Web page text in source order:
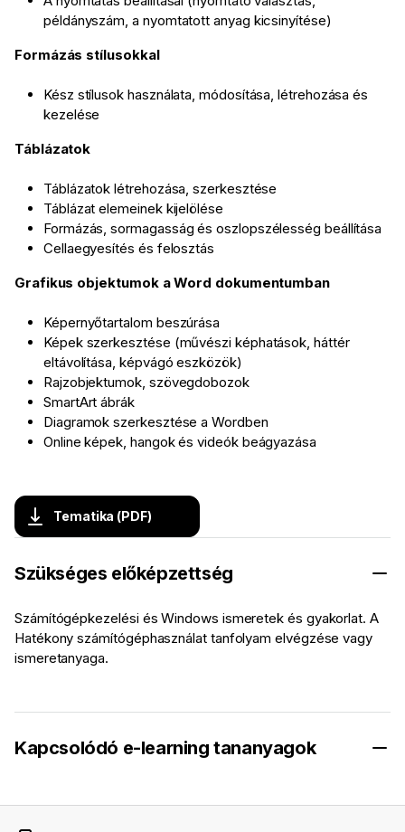
példányszám, a nyomtatott anyag kicsinyítése)
Formázás stílusokkal
Kész stílusok használata, módosítása, létrehozása és
kezelése
Táblázatok
Táblázatok létrehozása, szerkesztése
Táblázat elemeinek kijelölése
Formázás, sormagasság és oszlopszélesség beállítása
Cellaegyesítés és felosztás
Grafikus objektumok a Word dokumentumban
Képernyőtartalom beszúrása
Képek szerkesztése (művészi képhatások, háttér
eltávolítása, képvágó eszközök)
Rajzobjektumok, szövegdobozok
SmartArt ábrák
Diagramok szerkesztése a Wordben
Online képek, hangok és videók beágyazása
Tematika (PDF)
Szükséges előképzettség
Számítógépkezelési és Windows ismeretek és gyakorlat. A
Hatékony számítógéphasználat tanfolyam elvégzése vagy
ismeretanyaga.
Kapcsolódó e-learning tananyagok